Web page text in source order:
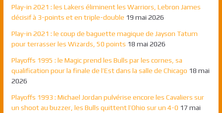
Play-in 2021 : les Lakers éliminent les Warriors, Lebron James
décisif à 3-points et en triple-double 19 mai 2026
Play-in 2021 : le coup de baguette magique de Jayson Tatum
pour terrasser les Wizards, 50 points 18 mai 2026
Playoffs 1995 : le Magic prend les Bulls par les cornes, sa
qualification pour la finale de l’Est dans la salle de Chicago 18 mai
2026
Playoffs 1993 : Michael Jordan pulvérise encore les Cavaliers sur
un shoot au buzzer, les Bulls quittent l’Ohio sur un 4-0 17 mai